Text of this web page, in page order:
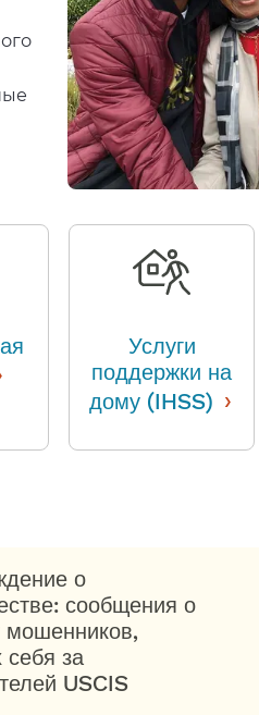
Услуги
поддержки на
дому (IHSS) ›
о
сообщения о
мошенников,
за
USCIS​​